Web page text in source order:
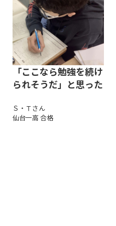
「ここなら勉強を続け
られそうだ」と思った
Ｓ・Ｔさん
仙台一高 合格